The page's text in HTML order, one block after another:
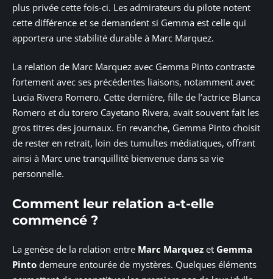
plus privée cette fois-ci. Les admirateurs du pilote notent
cette différence et se demandent si Gemma est celle qui
apportera une stabilité durable à Marc Marquez.
La relation de Marc Marquez avec Gemma Pinto contraste
fortement avec ses précédentes liaisons, notamment avec
Lucia Rivera Romero. Cette dernière, fille de l’actrice Blanca
Romero et du torero Cayetano Rivera, avait souvent fait les
gros titres des journaux. En revanche, Gemma Pinto choisit
de rester en retrait, loin des tumultes médiatiques, offrant
ainsi à Marc une tranquillité bienvenue dans sa vie
personnelle.
Comment leur relation a-t-elle
commencé ?
La genèse de la relation entre Marc Marquez et Gemma
Pinto demeure entourée de mystères. Quelques éléments